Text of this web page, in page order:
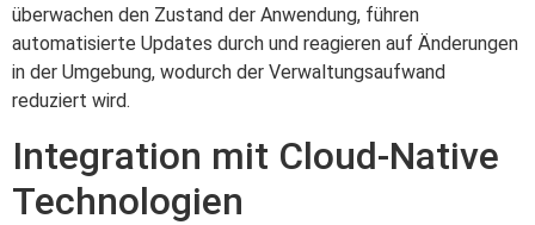
überwachen den Zustand der Anwendung, führen
automatisierte Updates durch und reagieren auf Änderungen
in der Umgebung, wodurch der Verwaltungsaufwand
reduziert wird.
Integration mit Cloud-Native
Technologien